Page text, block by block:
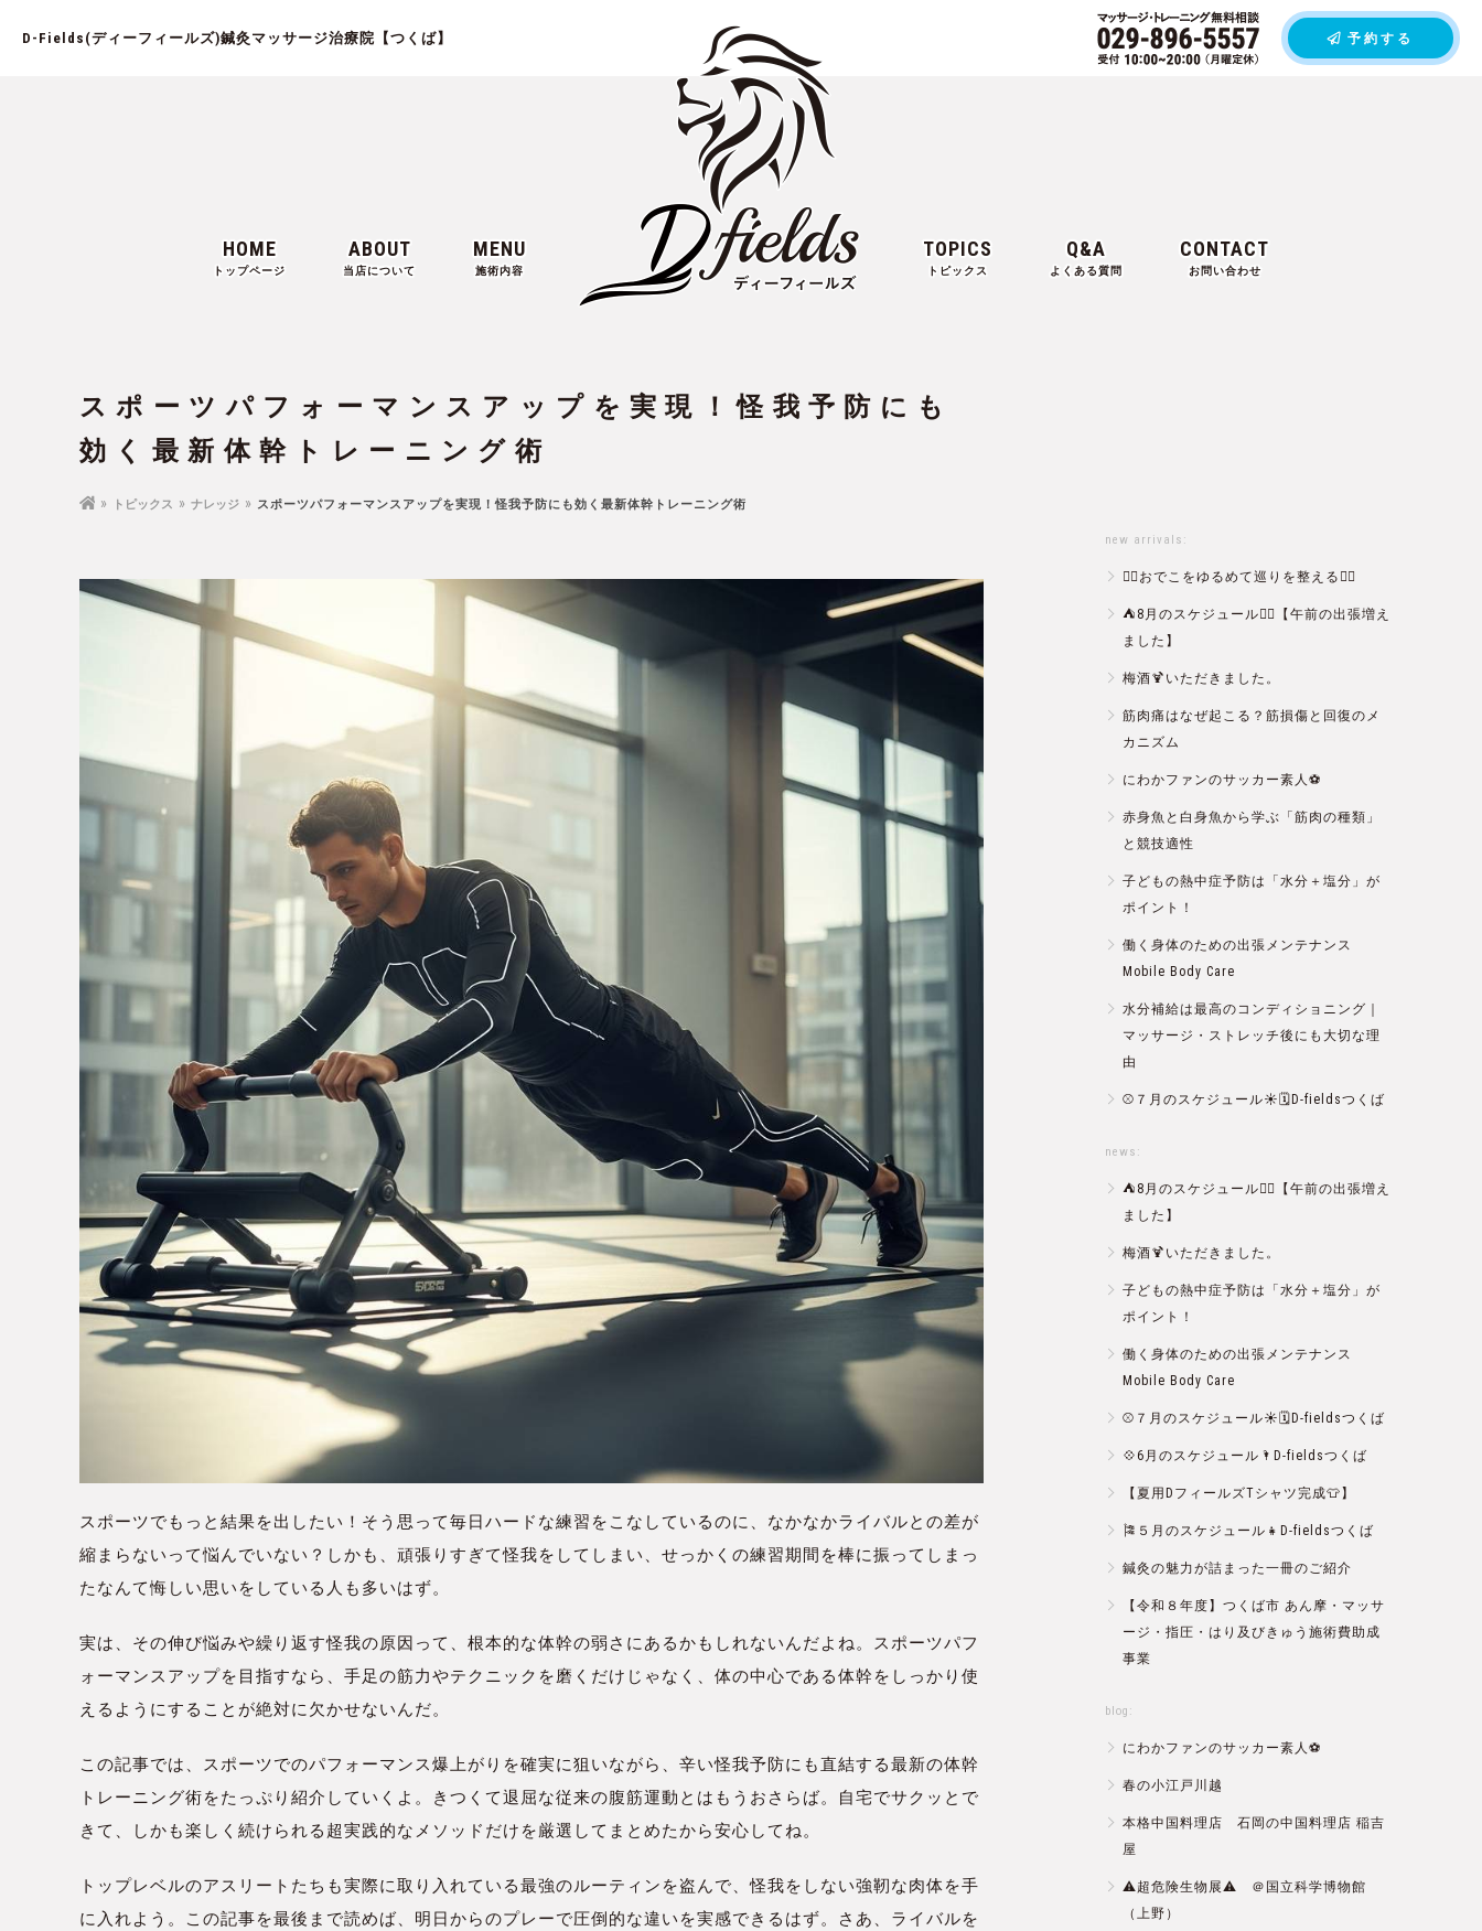
D-Fields(ディーフィールズ)鍼灸マッサージ治療院【つくば】 予約する
HOME
トップページ
ABOUT
当店について
MENU
施術内容
TOPICS
トピックス
Q&A
よくある質問
CONTACT
お問い合わせ
スポーツパフォーマンスアップを実現！怪我予防にも
効く最新体幹トレーニング術
トピックス ナレッジ スポーツパフォーマンスアップを実現！怪我予防にも効く最新体幹トレーニング術
スポーツでもっと結果を出したい！そう思って毎日ハードな練習をこなしているのに、なかなかライバルとの差が
縮まらないって悩んでいない？しかも、頑張りすぎて怪我をしてしまい、せっかくの練習期間を棒に振ってしまっ
たなんて悔しい思いをしている人も多いはず。
実は、その伸び悩みや繰り返す怪我の原因って、根本的な体幹の弱さにあるかもしれないんだよね。スポーツパフ
ォーマンスアップを目指すなら、手足の筋力やテクニックを磨くだけじゃなく、体の中心である体幹をしっかり使
えるようにすることが絶対に欠かせないんだ。
この記事では、スポーツでのパフォーマンス爆上がりを確実に狙いながら、辛い怪我予防にも直結する最新の体幹
トレーニング術をたっぷり紹介していくよ。きつくて退屈な従来の腹筋運動とはもうおさらば。自宅でサクッとで
きて、しかも楽しく続けられる超実践的なメソッドだけを厳選してまとめたから安心してね。
トップレベルのアスリートたちも実際に取り入れている最強のルーティンを盗んで、怪我をしない強靭な肉体を手
に入れよう。この記事を最後まで読めば、明日からのプレーで圧倒的な違いを実感できるはず。さあ、ライバルを
new arrivals:
💆‍♀️おでこをゆるめて巡りを整える💆‍♂️
⛺️8月のスケジュール🏄‍♂️【午前の出張増え
ました】
梅酒🍹いただきました。
筋肉痛はなぜ起こる？筋損傷と回復のメ
カニズム
にわかファンのサッカー素人⚽️
赤身魚と白身魚から学ぶ「筋肉の種類」
と競技適性
子どもの熱中症予防は「水分＋塩分」が
ポイント！
働く身体のための出張メンテナンス
Mobile Body Care
水分補給は最高のコンディショニング｜
マッサージ・ストレッチ後にも大切な理
由
⚾️７月のスケジュール☀️🗓D-fieldsつくば
news:
⛺️8月のスケジュール🏄‍♂️【午前の出張増え
ました】
梅酒🍹いただきました。
子どもの熱中症予防は「水分＋塩分」が
ポイント！
働く身体のための出張メンテナンス
Mobile Body Care
⚾️７月のスケジュール☀️🗓D-fieldsつくば
💠6月のスケジュール🌂D-fieldsつくば
【夏用DフィールズTシャツ完成👕】
🎏５月のスケジュール👧D-fieldsつくば
鍼灸の魅力が詰まった一冊のご紹介
【令和８年度】つくば市 あん摩・マッサ
ージ・指圧・はり及びきゅう施術費助成
事業
blog:
にわかファンのサッカー素人⚽️
春の小江戸川越
本格中国料理店 石岡の中国料理店 稲吉
屋
⚠️超危険生物展⚠️ ＠国立科学博物館
（上野）